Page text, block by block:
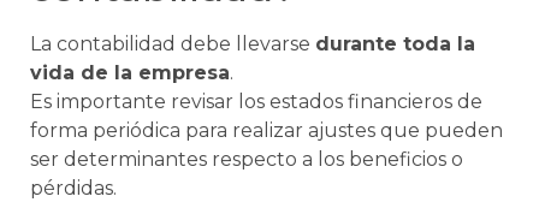
La contabilidad debe llevarse durante toda la
vida de la empresa.
Es importante revisar los estados financieros de
forma periódica para realizar ajustes que pueden
ser determinantes respecto a los beneficios o
pérdidas.